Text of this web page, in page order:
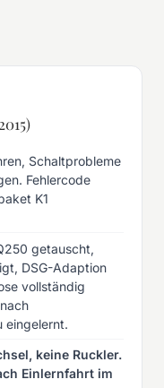
Schaltprobleme
Fehlercode
K1
getauscht,
DSG-Adaption
vollständig
eingelernt.
keine Ruckler.
Einlernfahrt im